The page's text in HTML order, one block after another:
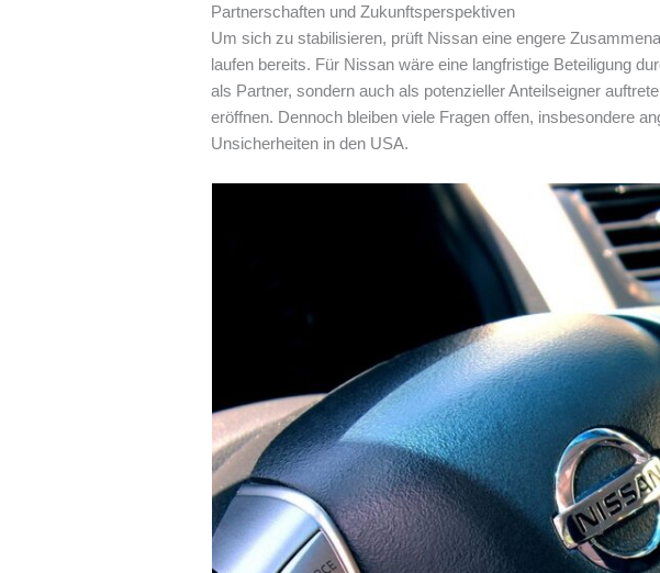
Partnerschaften und Zukunftsperspektiven
Um sich zu stabilisieren, prüft Nissan eine engere
laufen bereits. Für Nissan wäre eine langfristige Beteiligung
als Partner, sondern auch als potenzieller Anteilseigner
eröffnen. Dennoch bleiben viele Fragen offen, insbesondere
Unsicherheiten in den USA.